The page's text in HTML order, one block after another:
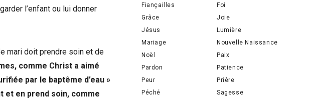
l’enfant ou lui donner
mari doit prendre soin et de
comme Christ a aimé
par le baptême d’eau »
et en prend soin, comme
Fiançailles
Foi
Grâce
Joie
Jésus
Lumière
Mariage
Nouvelle Naissance
Noël
Paix
Pardon
Patience
Peur
Prière
Péché
Sagesse